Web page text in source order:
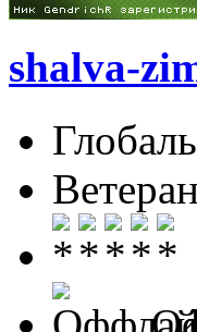
shalva-
Ветеран